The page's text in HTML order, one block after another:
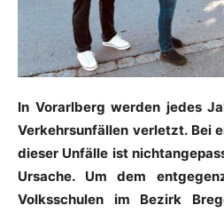
In Vorarlberg werden jedes
Verkehrsunfällen verletzt. Bei
dieser Unfälle ist
Ursache. Um dem
Volksschulen im Bezirk